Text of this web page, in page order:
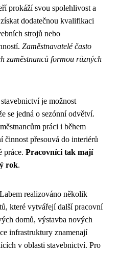
prokáží svou spolehlivost a
dodatečnou kvalifikaci
strojů nebo
Zaměstnavatelé často
zaměstnanců formou různých
je možnost
se jedná o sezónní odvětví.
práci i během
činnost přesouvá do interiérů
práce. Pracovníci tak mají
rok.
realizováno několik
které vytvářejí další pracovní
domů, výstavba nových
infrastruktury znamenají
v oblasti stavebnictví. Pro